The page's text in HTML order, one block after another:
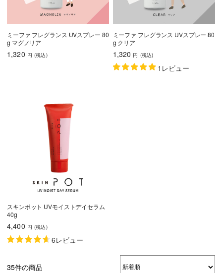
ミーファ フレグランス UVスプレー 80
g マグノリア
1,320 円 (税込)
ミーファ フレグランス UVスプレー 80
g クリア
1,320 円 (税込)
1レビュー
スキンポット UVモイストデイセラム
40g
4,400 円 (税込)
6レビュー
35件の商品